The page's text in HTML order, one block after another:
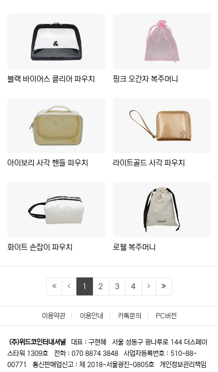
블랙 바이어스 클리어 파우치 핑크 오간자 복주머니
아이보리 사각 핸들 파우치 라이트골드 사각 파우치
화이트 손잡이 파우치 로웰 복주머니
1 (current)
2 3 4 (last)
이용약관 이용안내 카톡문의 PC버전
(주)위드코인터내셔널 대표 : 구현혜
서울 성동구 광나루로 144 더스페이
스타워 1309호
전화 : 070 8874 3848
사업자등록번호 : 510-88-
00771
통신판매업신고 : 제 2018-서울광진-0805호
개인정보관리책임